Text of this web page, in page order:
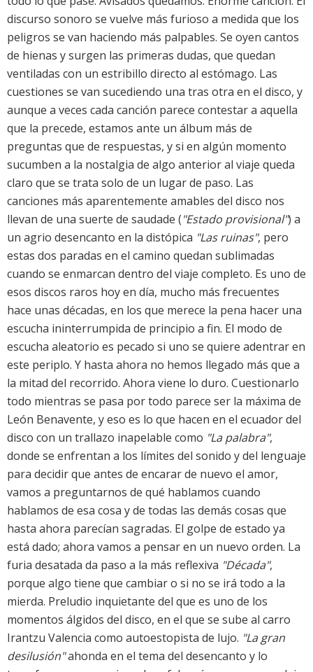
discurso sonoro se vuelve más furioso a medida que los
peligros se van haciendo más palpables. Se oyen cantos
de hienas y surgen las primeras dudas, que quedan
ventiladas con un estribillo directo al estómago. Las
cuestiones se van sucediendo una tras otra en el disco, y
aunque a veces cada canción parece contestar a aquella
que la precede, estamos ante un álbum más de
preguntas que de respuestas, y si en algún momento
sucumben a la nostalgia de algo anterior al viaje queda
claro que se trata solo de un lugar de paso. Las
canciones más aparentemente amables del disco nos
llevan de una suerte de saudade ("Estado provisional") a
un agrio desencanto en la distópica "Las ruinas", pero
estas dos paradas en el camino quedan sublimadas
cuando se enmarcan dentro del viaje completo. Es uno de
esos discos raros hoy en día, mucho más frecuentes
hace unas décadas, en los que merece la pena hacer una
escucha ininterrumpida de principio a fin. El modo de
escucha aleatorio es pecado si uno se quiere adentrar en
este periplo. Y hasta ahora no hemos llegado más que a
la mitad del recorrido. Ahora viene lo duro. Cuestionarlo
todo mientras se pasa por todo parece ser la máxima de
León Benavente, y eso es lo que hacen en el ecuador del
disco con un trallazo inapelable como "La palabra",
donde se enfrentan a los límites del sonido y del lenguaje
para decidir que antes de encarar de nuevo el amor,
vamos a preguntarnos de qué hablamos cuando
hablamos de esa cosa y de todas las demás cosas que
hasta ahora parecían sagradas. El golpe de estado ya
está dado; ahora vamos a pensar en un nuevo orden. La
furia desatada da paso a la más reflexiva "Década",
porque algo tiene que cambiar o si no se irá todo a la
mierda. Preludio inquietante del que es uno de los
momentos álgidos del disco, en el que se sube al carro
Irantzu Valencia como autoestopista de lujo. "La gran
desilusión"ahonda en el tema del desencanto y lo